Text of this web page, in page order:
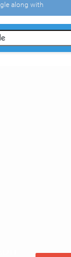
along with